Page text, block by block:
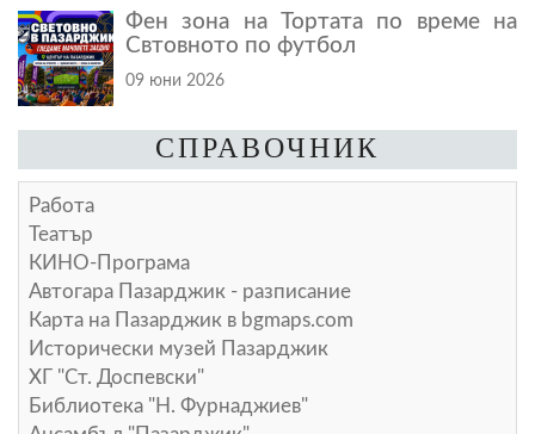
Фен зона на Тортата по време на
Свтовното по футбол
09 юни 2026
СПРАВОЧНИК
Работа
Театър
КИНО-Програма
Автогара Пазарджик - разписание
Карта на Пазарджик в bgmaps.com
Исторически музей Пазарджик
ХГ "Ст. Доспевски"
Библиотека "Н. Фурнаджиев"